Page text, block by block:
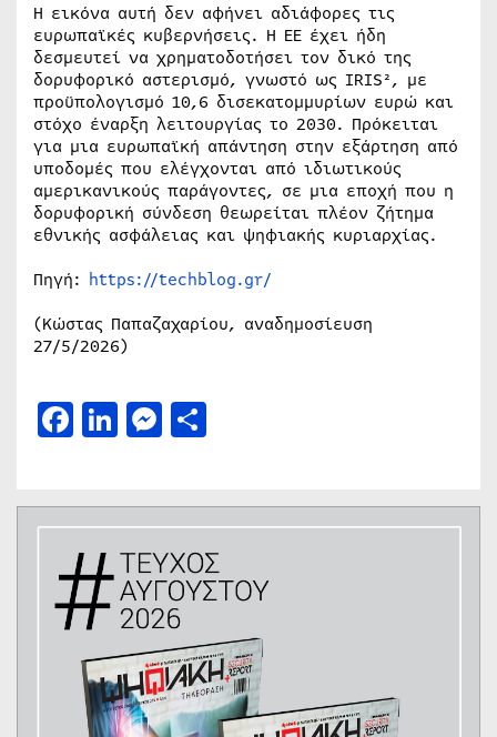
Η εικόνα αυτή δεν αφήνει αδιάφορες τις
ευρωπαϊκές κυβερνήσεις. Η ΕΕ έχει ήδη
δεσμευτεί να χρηματοδοτήσει τον δικό της
δορυφορικό αστερισμό, γνωστό ως IRIS², με
προϋπολογισμό 10,6 δισεκατομμυρίων ευρώ και
στόχο έναρξη λειτουργίας το 2030. Πρόκειται
για μια ευρωπαϊκή απάντηση στην εξάρτηση από
υποδομές που ελέγχονται από ιδιωτικούς
αμερικανικούς παράγοντες, σε μια εποχή που η
δορυφορική σύνδεση θεωρείται πλέον ζήτημα
εθνικής ασφάλειας και ψηφιακής κυριαρχίας.
Πηγή: https://techblog.gr/
(Κώστας Παπαζαχαρίου, αναδημοσίευση
27/5/2026)
Facebook
LinkedIn
Messenger